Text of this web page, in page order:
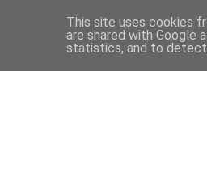
This site uses cookies
are shared with Google
statistics, and to detect